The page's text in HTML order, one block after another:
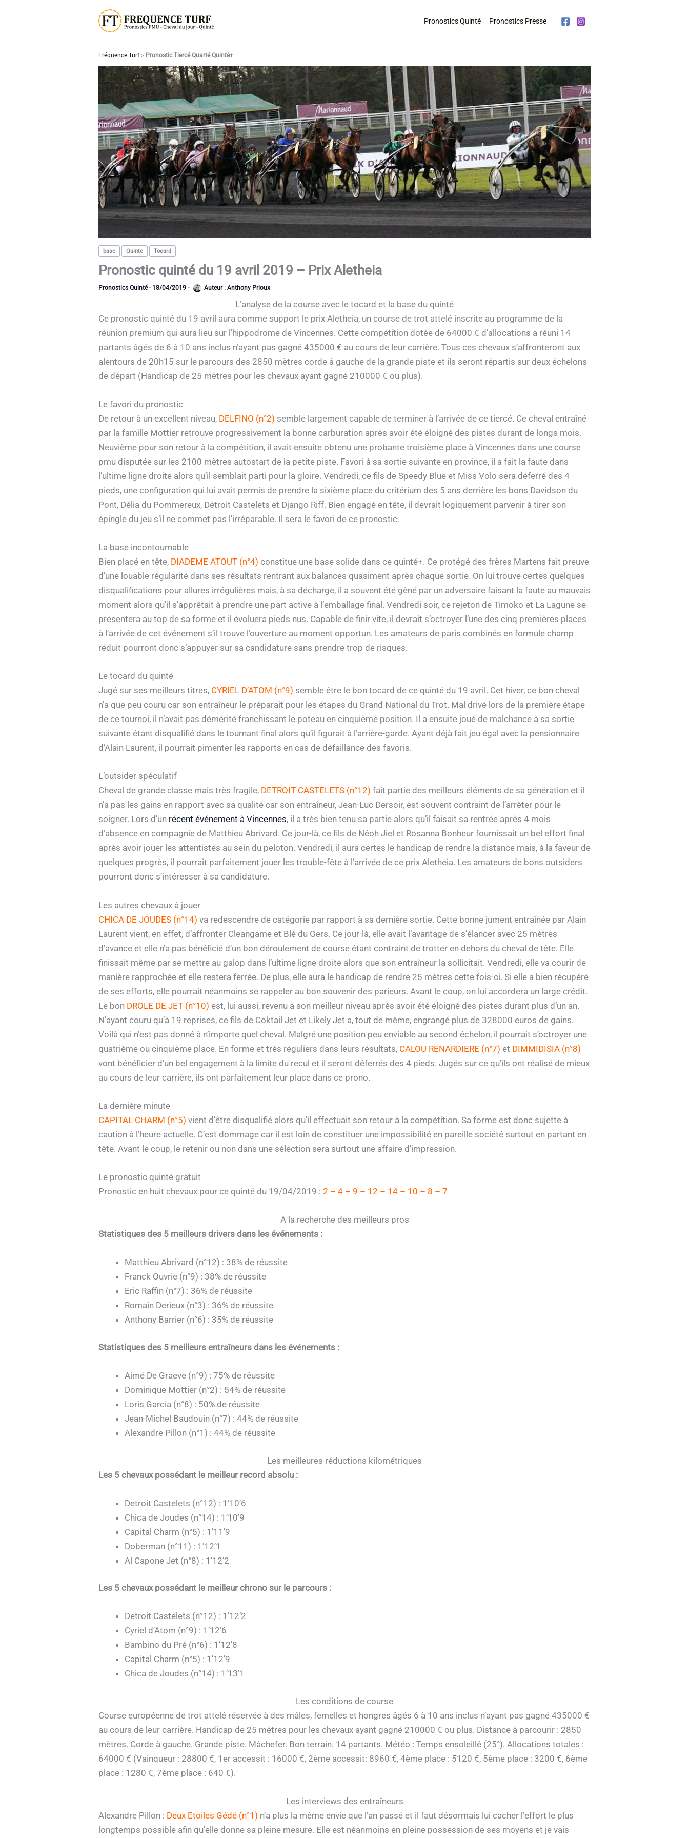
Pronostics Quinté Pronostics Presse
Fréquence Turf> Pronostic Tiercé Quarté Quinté+
base Quinte Tocard
Pronostic quinté du 19 avril 2019 – Prix Aletheia
Pronostics Quinté- 18/04/2019 - Auteur : Anthony Prioux
L’analyse de la course avec le tocard et la base du quinté
Ce pronostic quinté du 19 avril aura comme support le prix Aletheia, un course de trot attelé inscrite au programme de la
réunion premium qui aura lieu sur l’hippodrome de Vincennes. Cette compétition dotée de 64000 € d’allocations a réuni 14
partants âgés de 6 à 10 ans inclus n’ayant pas gagné 435000 € au cours de leur carrière. Tous ces chevaux s’affronteront aux
alentours de 20h15 sur le parcours des 2850 mètres corde à gauche de la grande piste et ils seront répartis sur deux échelons
de départ (Handicap de 25 mètres pour les chevaux ayant gagné 210000 € ou plus).
Le favori du pronostic
De retour à un excellent niveau, DELFINO (n°2) semble largement capable de terminer à l’arrivée de ce tiercé. Ce cheval entraîné
par la famille Mottier retrouve progressivement la bonne carburation après avoir été éloigné des pistes durant de longs mois.
Neuvième pour son retour à la compétition, il avait ensuite obtenu une probante troisième place à Vincennes dans une course
pmu disputée sur les 2100 mètres autostart de la petite piste. Favori à sa sortie suivante en province, il a fait la faute dans
l’ultime ligne droite alors qu’il semblait parti pour la gloire. Vendredi, ce fils de Speedy Blue et Miss Volo sera déferré des 4
pieds, une configuration qui lui avait permis de prendre la sixième place du critérium des 5 ans derrière les bons Davidson du
Pont, Délia du Pommereux, Détroit Castelets et Django Riff. Bien engagé en tête, il devrait logiquement parvenir à tirer son
épingle du jeu s’il ne commet pas l’irréparable. Il sera le favori de ce pronostic.
La base incontournable
Bien placé en tête, DIADEME ATOUT (n°4) constitue une base solide dans ce quinté+. Ce protégé des frères Martens fait preuve
d’une louable régularité dans ses résultats rentrant aux balances quasiment après chaque sortie. On lui trouve certes quelques
disqualifications pour allures irrégulières mais, à sa décharge, il a souvent été gêné par un adversaire faisant la faute au mauvais
moment alors qu’il s’apprêtait à prendre une part active à l’emballage final. Vendredi soir, ce rejeton de Timoko et La Lagune se
présentera au top de sa forme et il évoluera pieds nus. Capable de finir vite, il devrait s’octroyer l’une des cinq premières places
à l’arrivée de cet événement s’il trouve l’ouverture au moment opportun. Les amateurs de paris combinés en formule champ
réduit pourront donc s’appuyer sur sa candidature sans prendre trop de risques.
Le tocard du quinté
Jugé sur ses meilleurs titres, CYRIEL D’ATOM (n°9) semble être le bon tocard de ce quinté du 19 avril. Cet hiver, ce bon cheval
n’a que peu couru car son entraîneur le préparait pour les étapes du Grand National du Trot. Mal drivé lors de la première étape
de ce tournoi, il n’avait pas démérité franchissant le poteau en cinquième position. Il a ensuite joué de malchance à sa sortie
suivante étant disqualifié dans le tournant final alors qu’il figurait à l’arrière-garde. Ayant déjà fait jeu égal avec la pensionnaire
d’Alain Laurent, il pourrait pimenter les rapports en cas de défaillance des favoris.
L’outsider spéculatif
Cheval de grande classe mais très fragile, DETROIT CASTELETS (n°12) fait partie des meilleurs éléments de sa génération et il
n’a pas les gains en rapport avec sa qualité car son entraîneur, Jean-Luc Dersoir, est souvent contraint de l’arrêter pour le
soigner. Lors d’un récent événement à Vincennes, il a très bien tenu sa partie alors qu’il faisait sa rentrée après 4 mois
d’absence en compagnie de Matthieu Abrivard. Ce jour-là, ce fils de Néoh Jiel et Rosanna Bonheur fournissait un bel effort final
après avoir jouer les attentistes au sein du peloton. Vendredi, il aura certes le handicap de rendre la distance mais, à la faveur de
quelques progrès, il pourrait parfaitement jouer les trouble-fête à l’arrivée de ce prix Aletheia. Les amateurs de bons outsiders
pourront donc s’intéresser à sa candidature.
Les autres chevaux à jouer
CHICA DE JOUDES (n°14) va redescendre de catégorie par rapport à sa dernière sortie. Cette bonne jument entraînée par Alain
Laurent vient, en effet, d’affronter Cleangame et Blé du Gers. Ce jour-là, elle avait l’avantage de s’élancer avec 25 mètres
d’avance et elle n’a pas bénéficié d’un bon déroulement de course étant contraint de trotter en dehors du cheval de tête. Elle
finissait même par se mettre au galop dans l’ultime ligne droite alors que son entraîneur la sollicitait. Vendredi, elle va courir de
manière rapprochée et elle restera ferrée. De plus, elle aura le handicap de rendre 25 mètres cette fois-ci. Si elle a bien récupéré
de ses efforts, elle pourrait néanmoins se rappeler au bon souvenir des parieurs. Avant le coup, on lui accordera un large crédit.
Le bon DROLE DE JET (n°10) est, lui aussi, revenu à son meilleur niveau après avoir été éloigné des pistes durant plus d’un an.
N’ayant couru qu’à 19 reprises, ce fils de Coktail Jet et Likely Jet a, tout de même, engrangé plus de 328000 euros de gains.
Voilà qui n’est pas donné à n’importe quel cheval. Malgré une position peu enviable au second échelon, il pourrait s’octroyer une
quatrième ou cinquième place. En forme et très réguliers dans leurs résultats, CALOU RENARDIERE (n°7) et DIMMIDISIA (n°8)
vont bénéficier d’un bel engagement à la limite du recul et il seront déferrés des 4 pieds. Jugés sur ce qu’ils ont réalisé de mieux
au cours de leur carrière, ils ont parfaitement leur place dans ce prono.
La dernière minute
CAPITAL CHARM (n°5) vient d’être disqualifié alors qu’il effectuait son retour à la compétition. Sa forme est donc sujette à
caution à l’heure actuelle. C’est dommage car il est loin de constituer une impossibilité en pareille société surtout en partant en
tête. Avant le coup, le retenir ou non dans une sélection sera surtout une affaire d’impression.
Le pronostic quinté gratuit
Pronostic en huit chevaux pour ce quinté du 19/04/2019 : 2 – 4 – 9 – 12 – 14 – 10 – 8 – 7
A la recherche des meilleurs pros
Statistiques des 5 meilleurs drivers dans les événements :
Matthieu Abrivard (n°12) : 38% de réussite
Franck Ouvrie (n°9) : 38% de réussite
Eric Raffin (n°7) : 36% de réussite
Romain Derieux (n°3) : 36% de réussite
Anthony Barrier (n°6) : 35% de réussite
Statistiques des 5 meilleurs entraîneurs dans les événements :
Aimé De Graeve (n°9) : 75% de réussite
Dominique Mottier (n°2) : 54% de réussite
Loris Garcia (n°8) : 50% de réussite
Jean-Michel Baudouin (n°7) : 44% de réussite
Alexandre Pillon (n°1) : 44% de réussite
Les meilleures réductions kilométriques
Les 5 chevaux possédant le meilleur record absolu :
Detroit Castelets (n°12) : 1’10’6
Chica de Joudes (n°14) : 1’10’9
Capital Charm (n°5) : 1’11’9
Doberman (n°11) : 1’12’1
Al Capone Jet (n°8) : 1’12’2
Les 5 chevaux possédant le meilleur chrono sur le parcours :
Detroit Castelets (n°12) : 1’12’2
Cyriel d’Atom (n°9) : 1’12’6
Bambino du Pré (n°6) : 1’12’8
Capital Charm (n°5) : 1’12’9
Chica de Joudes (n°14) : 1’13’1
Les conditions de course
Course européenne de trot attelé réservée à des mâles, femelles et hongres âgés 6 à 10 ans inclus n’ayant pas gagné 435000 €
au cours de leur carrière. Handicap de 25 mètres pour les chevaux ayant gagné 210000 € ou plus. Distance à parcourir : 2850
mètres. Corde à gauche. Grande piste. Mâchefer. Bon terrain. 14 partants. Météo : Temps ensoleillé (25°). Allocations totales :
64000 € (Vainqueur : 28800 €, 1er accessit : 16000 €, 2ème accessit: 8960 €, 4ème place : 5120 €, 5ème place : 3200 €, 6ème
place : 1280 €, 7ème place : 640 €).
Les interviews des entraîneurs
Alexandre Pillon : Deux Etoiles Gédé (n°1) n’a plus la même envie que l’an passé et il faut désormais lui cacher l’effort le plus
longtemps possible afin qu’elle donne sa pleine mesure. Elle est néanmoins en pleine possession de ses moyens et je vais